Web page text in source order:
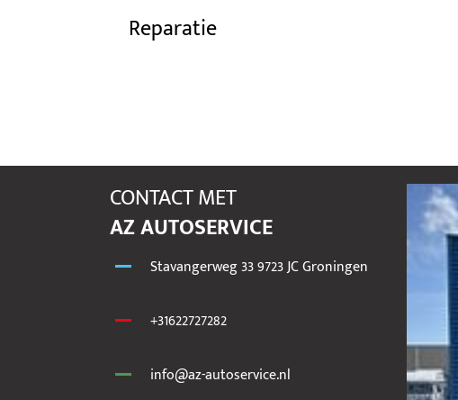
Reparatie
CONTACT MET
AZ AUTOSERVICE
Stavangerweg 33 9723 JC Groningen
+31622727282
info@az-autoservice.nl